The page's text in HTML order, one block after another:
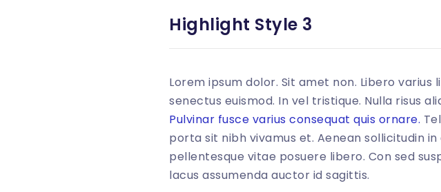
<p class mb-0
Highlight Style 3
Lorem ipsum dolor. Sit amet non. Libero
senectus euismod. In vel tristique. Nulla risus
Pulvinar fusce varius consequat quis ornare.
porta sit nibh vivamus et. Aenean sollicitudin
pellentesque vitae posuere libero. Con sed
lacus assumenda auctor id sagittis.